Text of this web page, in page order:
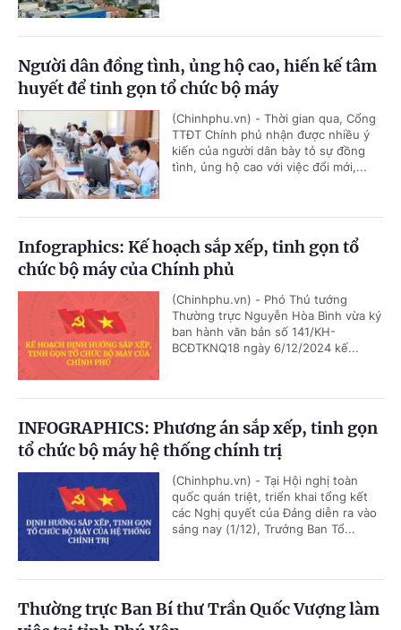
Người dân đồng tình, ủng hộ cao, hiến kế tâm
huyết để tinh gọn tổ chức bộ máy
(Chinhphu.vn) - Thời gian qua, Cổng
TTĐT Chính phủ nhận được nhiều ý
kiến của người dân bày tỏ sự đồng
tình, ủng hộ cao với việc đổi mới,...
Infographics: Kế hoạch sắp xếp, tinh gọn tổ
chức bộ máy của Chính phủ
(Chinhphu.vn) - Phó Thủ tướng
Thường trực Nguyễn Hòa Bình vừa ký
ban hành văn bản số 141/KH-
BCĐTKNQ18 ngày 6/12/2024 kế...
INFOGRAPHICS: Phương án sắp xếp, tinh gọn
tổ chức bộ máy hệ thống chính trị
(Chinhphu.vn) - Tại Hội nghị toàn
quốc quán triệt, triển khai tổng kết
các Nghị quyết của Đảng diễn ra vào
sáng nay (1/12), Trưởng Ban Tổ...
Thường trực Ban Bí thư Trần Quốc Vượng làm